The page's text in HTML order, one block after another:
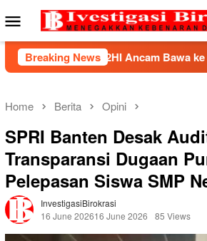
to
Mobile
Menu
Breaking News
BHP2HI Ancam Bawa ke Jalur Hukum
Home Berita Opini
SPRI Banten Desak
Transparansi Dugaan
Pelepasan Siswa SMP
InvestigasiBirokrasi
16 June 202616 June 2026 85 Views